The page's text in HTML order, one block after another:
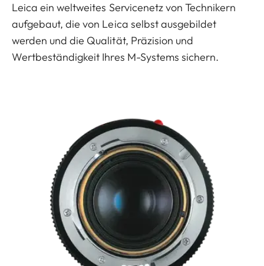
Leica ein weltweites Servicenetz von Technikern
aufgebaut, die von Leica selbst ausgebildet
werden und die Qualität, Präzision und
Wertbeständigkeit Ihres M-Systems sichern.